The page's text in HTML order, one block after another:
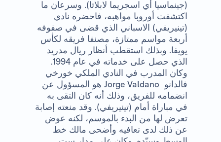
(جينماسيا أي اسجريما لابلاتا). وسرعان ما
اكتشفت أوروبا مواهبه، فاحضره نادي
(تينيريفي) الاسباني الذي قضى في صفوفه
أربعة مواسم ممتازة، مصنفا فريقه لكأس
يويفا. وبذلك استقطب أنظار ريال مدريد
الذي حصل على خدماته في عام 1994.
وكان المدرب في النادي الملكي خورخي
فالدانوJorge Valdanoهو المسؤول عن
انضمامه للفريق، وذلك أنه كان التقى به
في مباراة أمام (تينيريفي). وقد منعته إصابة
تعرض لها من البدء بالموسم، لكنه عوض
عن ذلك لدى تعافيه وأضحى مالك خط